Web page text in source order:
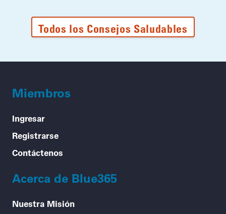
Todos los Consejos Saludables
Miembros
Ingresar
Registrarse
Contáctenos
Acerca de Blue365
Nuestra Misión